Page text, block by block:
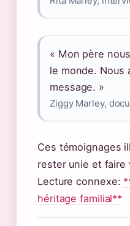
« Mon père
le monde. Nous
message. »
Ziggy Marley,
Ces témoignages
rester unie et faire
Lecture connexe:
héritage familial**